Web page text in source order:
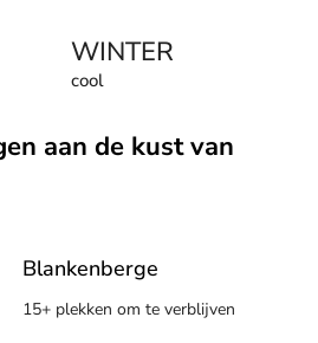
WINTER
cool
aan de kust van
Blankenberge
15+ plekken om te verblijven